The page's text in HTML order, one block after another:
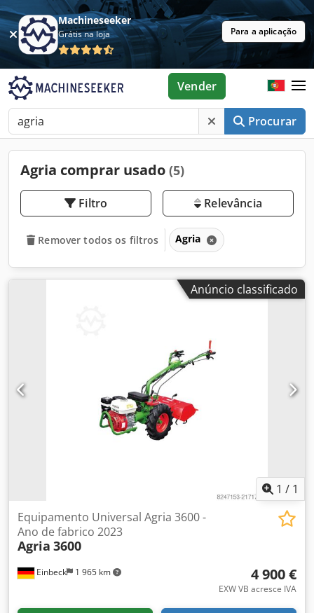
Machineseeker
Grátis na loja Para a aplicação
Procurar
Vender
Agria comprar usado (5)
Filtro Relevância
Remover todos os filtros Agria
Anúncio classificado
1 / 1
Einbeck 1 965 km
Equipamento Universal Agria 3600 -
Ano de fabrico 2023
Agria 3600
4 900 €
EXW VB acresce IVA